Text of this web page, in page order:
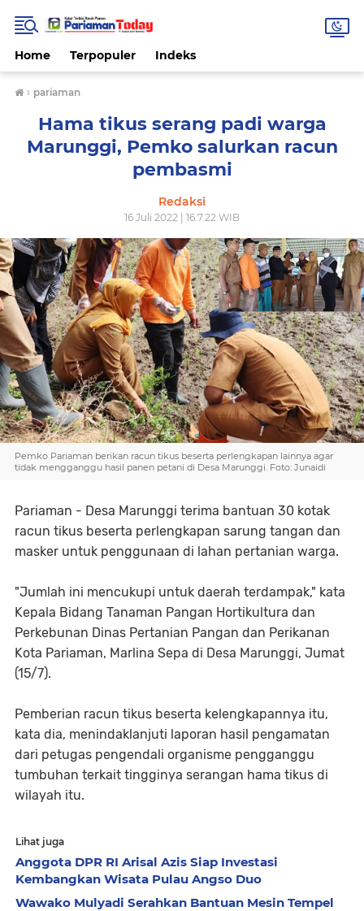
Home Terpopuler Indeks
› pariaman
Hama tikus serang padi warga
Marunggi, Pemko salurkan racun
pembasmi
Redaksi
16 Juli 2022 | 16.7.22 WIB
Pemko Pariaman berikan racun tikus beserta perlengkapan lainnya agar
tidak mengganggu hasil panen petani di Desa Marunggi. Foto: Junaidi
Pariaman - Desa Marunggi terima bantuan 30 kotak
racun tikus beserta perlengkapan sarung tangan dan
masker untuk penggunaan di lahan pertanian warga.
"Jumlah ini mencukupi untuk daerah terdampak," kata
Kepala Bidang Tanaman Pangan Hortikultura dan
Perkebunan Dinas Pertanian Pangan dan Perikanan
Kota Pariaman, Marlina Sepa di Desa Marunggi, Jumat
(15/7).
Pemberian racun tikus beserta kelengkapannya itu,
kata dia, menindaklanjuti laporan hasil pengamatan
dari petugas pengendali organisme pengganggu
tumbuhan terkait tingginya serangan hama tikus di
wilayah itu.
Lihat juga
Anggota DPR RI Arisal Azis Siap Investasi
Kembangkan Wisata Pulau Angso Duo
Wawako Mulyadi Serahkan Bantuan Mesin Tempel